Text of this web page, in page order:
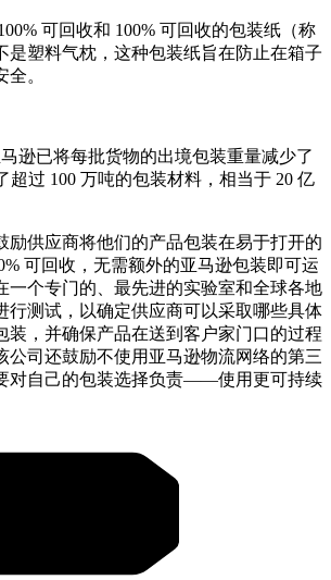
可回收和 100% 可回收的包装纸（称
是塑料气枕，这种包装纸旨在防止在箱子
。
逊已将每批货物的出境包装重量减少了
超过 100 万吨的包装材料，相当于 20 亿
励供应商将他们的产品包装在易于打开的
可回收，无需额外的亚马逊包装即可运
一个专门的、最先进的实验室和全球各地
行测试，以确定供应商可以采取哪些具体
装，并确保产品在送到客户家门口的过程
公司还鼓励不使用亚马逊物流网络的第三
自己的包装选择负责——使用更可持续